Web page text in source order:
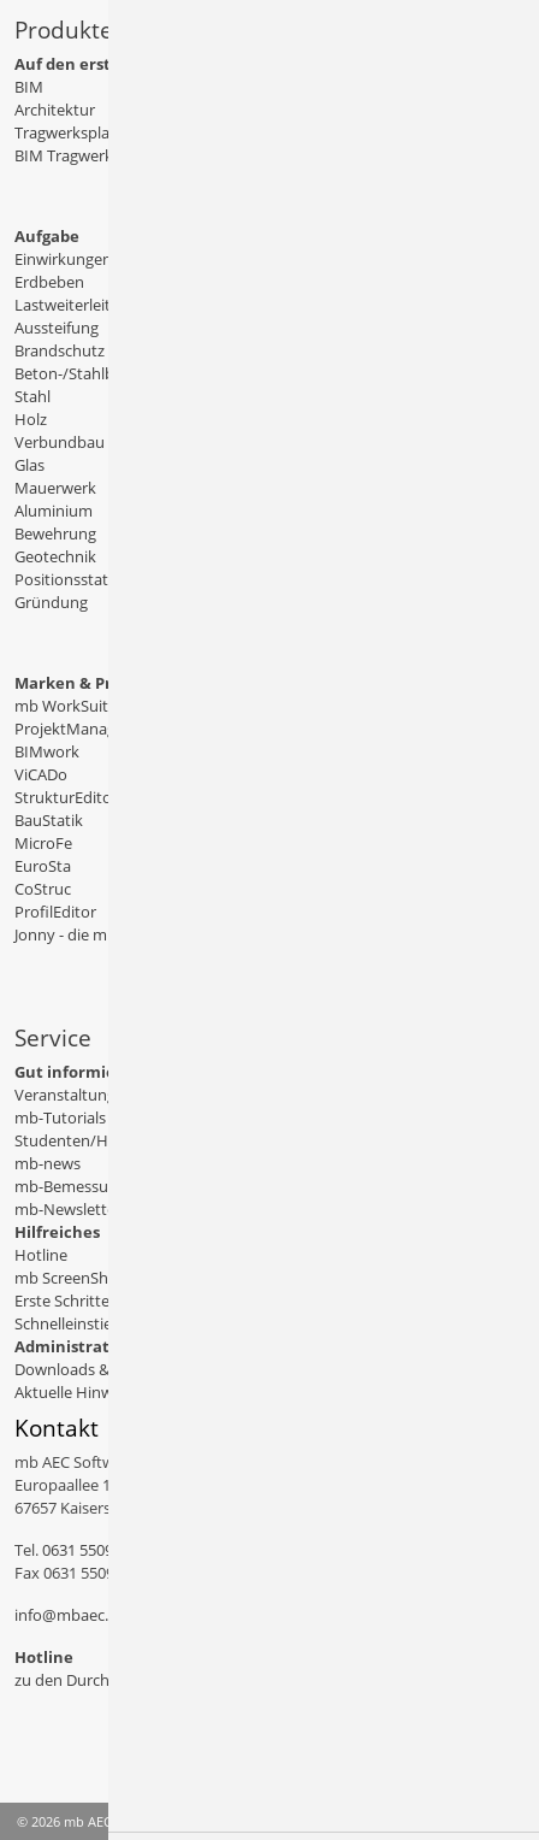
Produkte
Auf den ersten Blick
BIM
Architektur
Tragwerksplanung
BIM Tragwerksplanung
Aufgabe
Einwirkungen
Erdbeben
Lastweiterleitung
Aussteifung
Brandschutz
Beton-/Stahlbeton
Stahl
Holz
Verbundbau
Glas
Mauerwerk
Aluminium
Bewehrung
Geotechnik
Positionsstatik
Gründung
Marken & Produkte
mb WorkSuite
ProjektManager
BIMwork
ViCADo
StrukturEditor
BauStatik
MicroFe
EuroSta
CoStruc
ProfilEditor
Jonny - die mb-App
Service
Gut informiert
Veranstaltungen
mb-Tutorials
Studenten/Hochschule
mb-news
mb-Bemessungstafeln
mb-Newsletter
Hilfreiches
Hotline
mb ScreenShare
Erste Schritte
Schnelleinstiege & Doku
Administratives
Downloads & Patches
Aktuelle Hinweise
Kontakt
mb AEC Software GmbH
Europaallee 14
67657 Kaiserslautern
Tel.0631 550999 11
Fax 0631 550999 20
info@mbaec.de
Hotline
zu den Durchwahlen
© 2026 mb AEC Software GmbH